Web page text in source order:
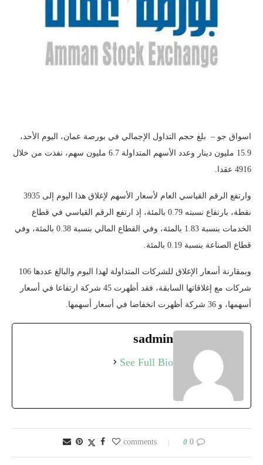
اسواق جو – بلغ حجم التداول الإجمالي في بورصة عمان، اليوم الأحد،
15.9 مليون دينار وعدد الأسهم المتداولة 6.7 مليون سهم، نفذت من خلال
4916 عقدا.
وارتفع الرقم القياسي العام لأسعار الأسهم لإغلاق هذا اليوم إلى 3935
نقطة، بارتفاع نسبته 0.79 بالمئة، إذ ارتفع الرقم القياسي في قطاع
الخدمات بنسبة 1.83 بالمئة، وفي القطاع المالي بنسبة 0.38 بالمئة، وفي
قطاع الصناعة بنسبة 0.19 بالمئة.
وبمقارنة أسعار الإغلاق للشركات المتداولة لهذا اليوم والبالغ عددها 106
شركات مع إغلاقاتها السابقة، فقد أظهرت 45 شركة ارتفاعا في أسعار
أسهمها، و 36 شركة أظهرت انخفاضا في أسعار أسهمها.
sadmin
See Full Bio
0 comments
0